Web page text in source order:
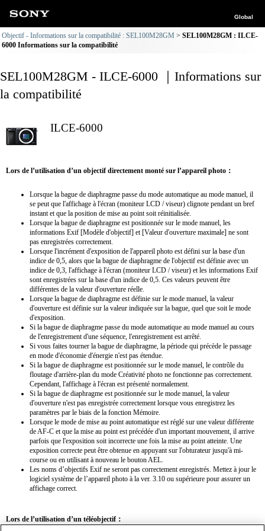
Global
Objectif - Informations sur la compatibilité : SEL100M28GM
SEL100M28GM : ILCE-
6000 Informations sur la compatibilité
SEL100M28GM - ILCE-6000 ｜Informations sur
la compatibilité
ILCE-6000
Lors de l’utilisation d’un objectif directement monté sur l’appareil photo：
Lorsque la bague de diaphragme passe du mode automatique au mode manuel, il
se peut que l'affichage à l'écran (moniteur LCD / viseur) clignote pendant un bref
instant et que la position de mise au point soit réinitialisée.
Lorsque la bague de diaphragme est positionnée sur le mode manuel, les
informations Exif [Modèle d'objectif] et [Valeur d'ouverture maximale] ne sont
pas enregistrées correctement.
Lorsque l'incrément d'exposition de l'appareil photo est défini sur la base d'un
indice de 0,5, alors que la bague de diaphragme de l'objectif est définie avec un
indice de 0,3, l'affichage à l'écran (moniteur LCD / viseur) et les informations Exif
sont enregistrées sur la base d'un indice de 0,5. Ces valeurs peuvent être
différentes de la valeur d'ouverture réelle.
Lorsque la bague de diaphragme est définie sur le mode manuel, la valeur
d'ouverture est définie sur la valeur indiquée sur la bague, quel que soit le mode
d'exposition.
Si la bague de diaphragme passe du mode automatique au mode manuel au cours
de l'enregistrement d'une séquence, l'enregistrement est arrêté.
Si vous faites tourner la bague de diaphragme, la période qui précède le passage
en mode d'économie d'énergie n'est pas étendue.
Si la bague de diaphragme est positionnée sur le mode manuel, le contrôle du
floutage d'arrière-plan du mode Créativité photo ne fonctionne pas correctement.
Cependant, l'affichage à l'écran est présenté normalement.
Si la bague de diaphragme est positionnée sur le mode manuel, la valeur
d'ouverture n'est pas enregistrée correctement lorsque vous enregistrez les
paramètres par le biais de la fonction Mémoire.
Lorsque le mode de mise au point automatique est réglé sur une valeur différente
de AF-C et que la mise au point est précédée d'un important mouvement, il arrive
parfois que l'exposition soit incorrecte une fois la mise au point atteinte. Une
exposition correcte peut être obtenue en appuyant sur l'obturateur jusqu'à mi-
course ou en utilisant à nouveau le bouton AEL.
Les noms d’objectifs Exif ne seront pas correctement enregistrés. Mettez à jour le
logiciel système de l’appareil photo à la ver. 3.10 ou supérieure pour assurer un
affichage correct.
Lors de l’utilisation d’un téléobjectif：